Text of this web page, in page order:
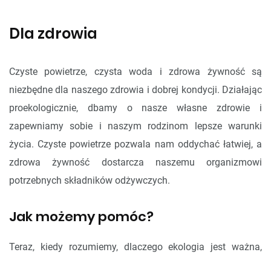
Dla zdrowia
Czyste powietrze, czysta woda i zdrowa żywność są
niezbędne dla naszego zdrowia i dobrej kondycji. Działając
proekologicznie, dbamy o nasze własne zdrowie i
zapewniamy sobie i naszym rodzinom lepsze warunki
życia. Czyste powietrze pozwala nam oddychać łatwiej, a
zdrowa żywność dostarcza naszemu organizmowi
potrzebnych składników odżywczych.
Jak możemy pomóc?
Teraz, kiedy rozumiemy, dlaczego ekologia jest ważna,